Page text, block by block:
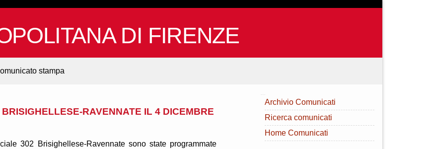
DI FIRENZE
stampa
RAVENNATE IL 4 DICEMBRE
302 Brisighellese-Ravennate sono state programmate
Archivio Comunicati
Ricerca comunicati
Home Comunicati